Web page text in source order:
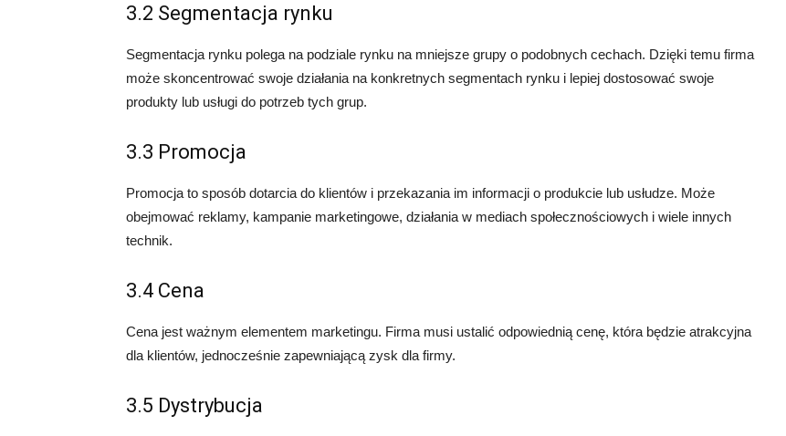
3.2 Segmentacja rynku
Segmentacja rynku polega na podziale rynku na mniejsze grupy o podobnych cechach. Dzięki temu firma
może skoncentrować swoje działania na konkretnych segmentach rynku i lepiej dostosować swoje
produkty lub usługi do potrzeb tych grup.
3.3 Promocja
Promocja to sposób dotarcia do klientów i przekazania im informacji o produkcie lub usłudze. Może
obejmować reklamy, kampanie marketingowe, działania w mediach społecznościowych i wiele innych
technik.
3.4 Cena
Cena jest ważnym elementem marketingu. Firma musi ustalić odpowiednią cenę, która będzie atrakcyjna
dla klientów, jednocześnie zapewniającą zysk dla firmy.
3.5 Dystrybucja